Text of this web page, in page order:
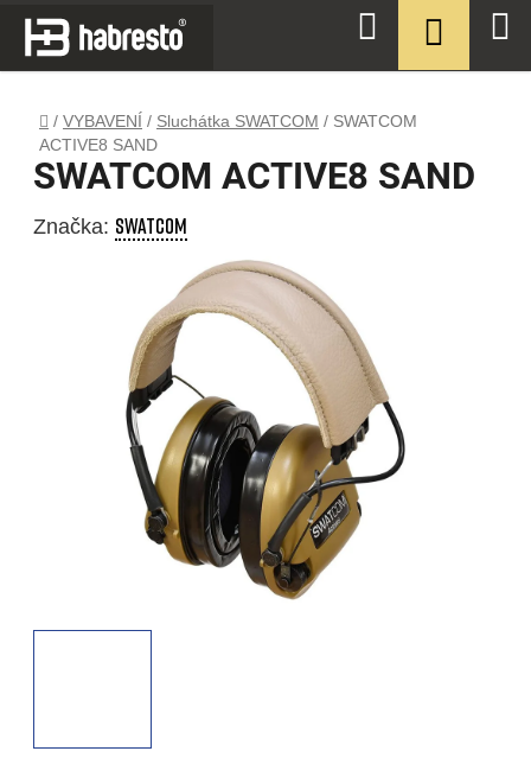
Přejít
obsah
Domů
/ VYBAVENÍ / Sluchátka SWATCOM / SWATCOM
ACTIVE8 SAND
SWATCOM ACTIVE8 SAND
Značka: SWATCOM